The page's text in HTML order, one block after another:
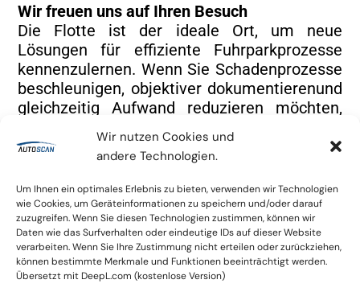
Wir nutzen Cookies und
andere Technologien.
Um Ihnen ein optimales Erlebnis zu bieten, verwenden wir Technologien
wie Cookies, um Geräteinformationen zu speichern und/oder darauf
zuzugreifen. Wenn Sie diesen Technologien zustimmen, können wir
Daten wie das Surfverhalten oder eindeutige IDs auf dieser Website
verarbeiten. Wenn Sie Ihre Zustimmung nicht erteilen oder zurückziehen,
können bestimmte Merkmale und Funktionen beeinträchtigt werden.
Übersetzt mit DeepL.com (kostenlose Version)
Wir freuen uns auf Ihren Besuch
Die Flotte ist der ideale Ort, um neue
Lösungen für effiziente Fuhrparkprozesse
kennenzulernen. Wenn Sie Schadenprozesse
beschleunigen, objektiver dokumentierenund
gleichzeitig Aufwand reduzieren möchten,
sollten wir sprechen.
Sichern Sie sich Ihr Ticket und besuchen Sie
uns in Düsseldorf – wir freuen uns auf den
Austausch.
E-Mail für Ticketanfrage: expo@auto-scan.eu
(Betreff: Flotte)